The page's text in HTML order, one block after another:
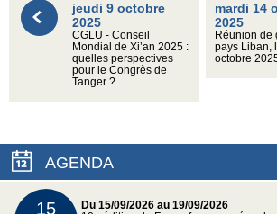
jeudi 9 octobre
2025
CGLU - Conseil
Mondial de Xi’an 2025 :
quelles perspectives
pour le Congrès de
Tanger ?
mardi 14
2025
Réunion de
pays Liban,
octobre
AGENDA
15
Du 15/09/2026 au 19/09/2026